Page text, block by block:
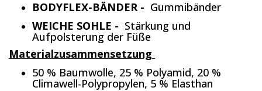
BODYFLEX-BÄNDER - Gummibänder
WEICHE SOHLE - Stärkung und
Aufpolsterung der Füße
Materialzusammensetzung
50 % Baumwolle, 25 % Polyamid, 20 %
Climawell-Polypropylen, 5 % Elasthan